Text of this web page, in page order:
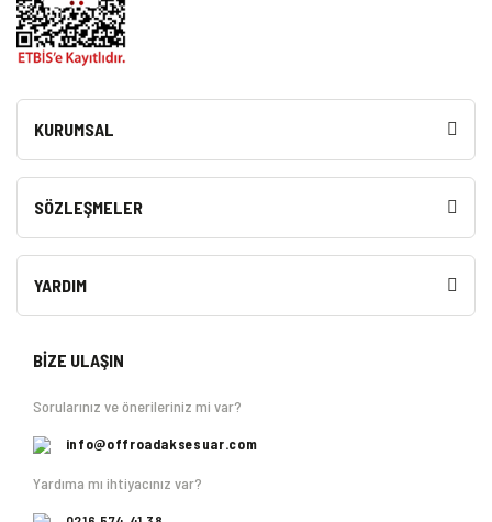
KURUMSAL
SÖZLEŞMELER
YARDIM
BİZE ULAŞIN
Sorularınız ve önerileriniz mi var?
info@offroadaksesuar.com
Yardıma mı ihtiyacınız var?